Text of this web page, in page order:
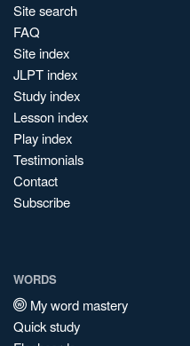
Site search
FAQ
Site index
JLPT index
Study index
Lesson index
Play index
Testimonials
Contact
Subscribe
WORDS
My word mastery
Quick study